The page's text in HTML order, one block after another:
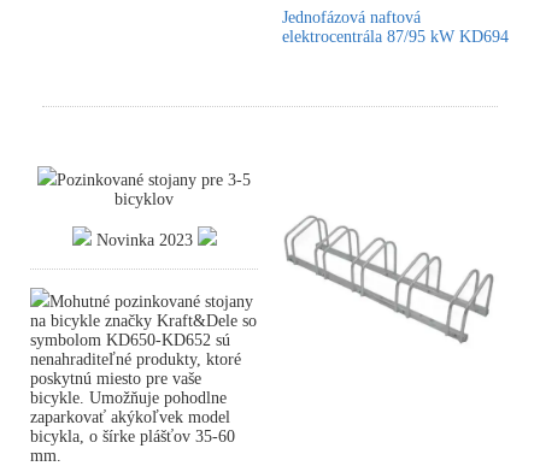
Jednofázová naftová
elektrocentrála 87/95 kW KD694
Pozinkované stojany pre 3-5
bicyklov
Novinka 2023
Mohutné pozinkované stojany
na bicykle značky Kraft&Dele so
symbolom KD650-KD652 sú
nenahraditeľné produkty, ktoré
poskytnú miesto pre vaše
bicykle. Umožňuje pohodlne
zaparkovať akýkoľvek model
bicykla, o šírke plášťov 35-60
mm.